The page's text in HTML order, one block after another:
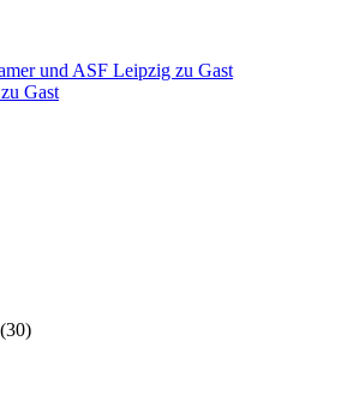
und ASF Leipzig zu Gast
Gast
(30)